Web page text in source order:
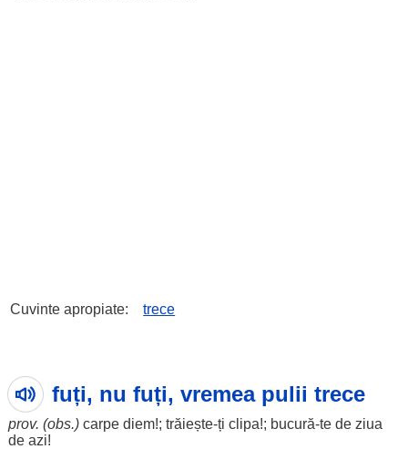
Cuvinte apropiate: trece
fuți, nu fuți, vremea pulii trece
prov. (obs.) carpediem!; trăiește-ți clipa!; bucură-te de ziua
de azi!